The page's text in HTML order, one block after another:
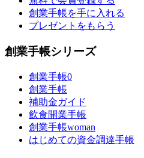
創業手帳を手に入れる
プレゼントをもらう
創業手帳シリーズ
創業手帳0
創業手帳
補助金ガイド
飲食開業手帳
創業手帳woman
はじめての資金調達手帳